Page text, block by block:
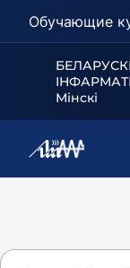
Мінскі